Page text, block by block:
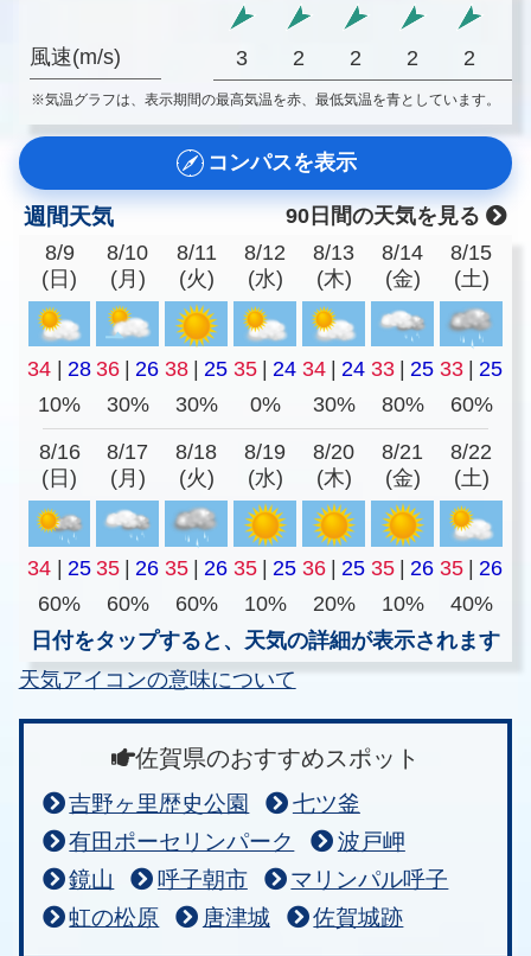
風速(m/s) 3 2 2 2 2
※気温グラフは、表示期間の最高気温を赤、最低気温を青としています。
コンパスを表示
週間天気
90日間の天気を見る
8/9
(日)
8/10
(月)
8/11
(火)
8/12
(水)
8/13
(木)
8/14
(金)
8/15
(土)
34 28 36 26 38 25 35 24 34 24 33 25 33
25
10%
30% 30% 0% 30% 80% 60%
8/16
(日)
8/17
(月)
8/18
(火)
8/19
(水)
8/20
(木)
8/21
(金)
8/22
(土)
34 25 35 26 35 26 35 25 36 25 35 26 35
26
60%
60% 60% 10% 20% 10%
40%
日付をタップすると、天気の詳細が表示されます
天気アイコンの意味について
佐賀県のおすすめスポット
吉野ヶ里歴史公園
七ツ釜
有田ポーセリンパーク
波戸岬
鏡山
呼子朝市
マリンパル呼子
虹の松原
唐津城 佐賀城跡